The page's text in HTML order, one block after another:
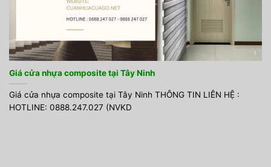
Giá cửa nhựa composite tại Tây Ninh
Giá cửa nhựa composite tại Tây Ninh THÔNG TIN LIÊN HỆ :
HOTLINE: 0888.247.027 (NVKD